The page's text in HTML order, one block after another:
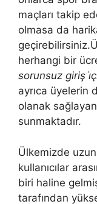
maçları takip
olmasa da
herhangi bir
sorunsuz giriş
ayrıca üyelerin
olanak sağlayan
sunmaktadır.
Ülkemizde
kullanıcılar
biri haline
tarafından